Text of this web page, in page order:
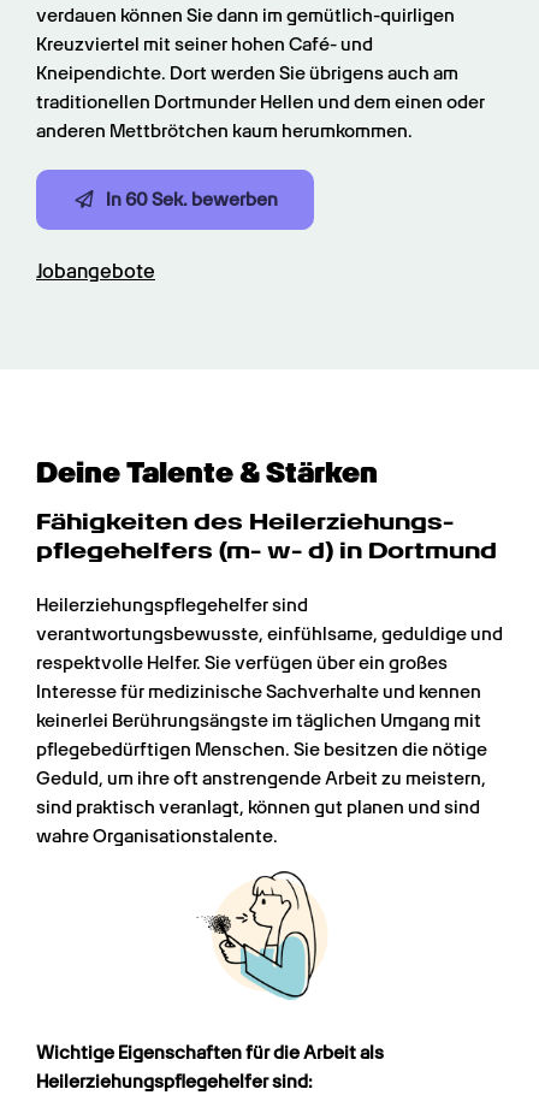
verdauen können Sie dann im gemütlich-quirligen
Kreuzviertel mit seiner hohen Café- und
Kneipendichte. Dort werden Sie übrigens auch am
traditionellen Dortmunder Hellen und dem einen oder
anderen Mettbrötchen kaum herumkommen.
In 60 Sek. bewerben
Jobangebote
Deine Talente & Stärken
Fähigkeiten des Heilerziehungs­
pflege­helfers (m- w- d) in Dortmund
Heilerziehungspflegehelfer sind
verantwortungsbewusste, einfühlsame, geduldige und
respektvolle Helfer. Sie verfügen über ein großes
Interesse für medizinische Sachverhalte und kennen
keinerlei Berührungsängste im täglichen Umgang mit
pflegebedürftigen Menschen. Sie besitzen die nötige
Geduld, um ihre oft anstrengende Arbeit zu meistern,
sind praktisch veranlagt, können gut planen und sind
wahre Organisationstalente.
Wichtige Eigenschaften für die Arbeit als
Heilerziehungspflegehelfer sind: